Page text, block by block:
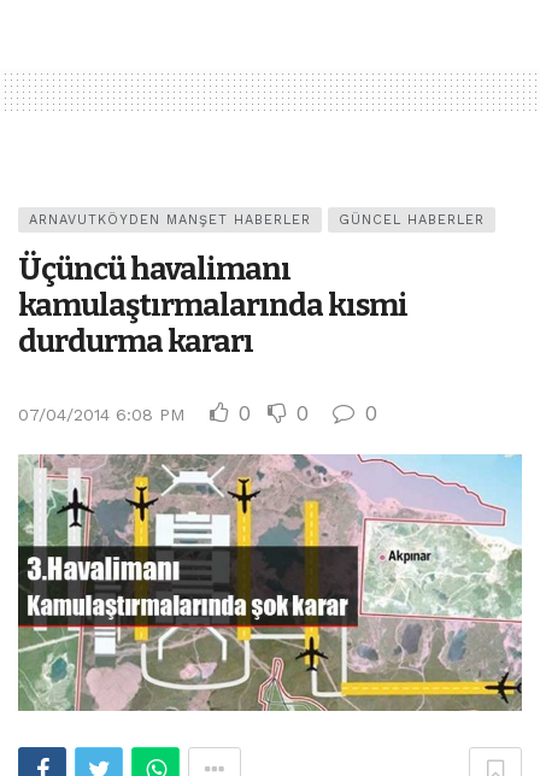
ARNAVUTKÖYDEN MANŞET HABERLER GÜNCEL HABERLER
Üçüncü havalimanı
kamulaştırmalarında kısmi
durdurma kararı
07/04/2014 6:08 PM 0 0 0